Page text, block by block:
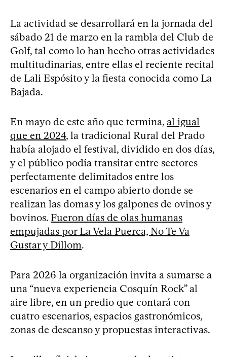
La actividad se desarrollará en la jornada del
sábado 21 de marzo en la rambla del Club de
Golf, tal como lo han hecho otras actividades
multitudinarias, entre ellas el reciente recital
de Lali Espósito y la fiesta conocida como La
Bajada.
En mayo de este año que termina, al igual
que en 2024, la tradicional Rural del Prado
había alojado el festival, dividido en dos días,
y el público podía transitar entre sectores
perfectamente delimitados entre los
escenarios en el campo abierto donde se
realizan las domas y los galpones de ovinos y
bovinos. Fueron días de olas humanas
empujadas por La Vela Puerca, No Te Va
Gustar y Dillom.
Para 2026 la organización invita a sumarse a
una “nueva experiencia Cosquín Rock” al
aire libre, en un predio que contará con
cuatro escenarios, espacios gastronómicos,
zonas de descanso y propuestas interactivas.